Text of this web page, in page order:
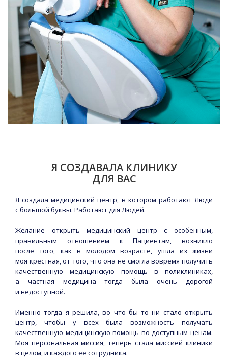
Я СОЗДАВАЛА КЛИНИКУ
ДЛЯ ВАС
Я создала медицинский центр, в котором работают Люди
с большой буквы. Работают для Людей.
Желание открыть медицинский центр с особенным,
правильным отношением к Пациентам, возникло
после того, как в молодом возрасте, ушла из жизни
моя крёстная, от того, что она не смогла вовремя получить
качественную медицинскую помощь в поликлиниках,
а частная медицина тогда была очень дорогой
и недоступной.
Именно тогда я решила, во что бы то ни стало открыть
центр, чтобы у всех была возможность получать
качественную медицинскую помощь по доступным ценам.
Моя персональная миссия, теперь стала миссией клиники
в целом, и каждого её сотрудника.